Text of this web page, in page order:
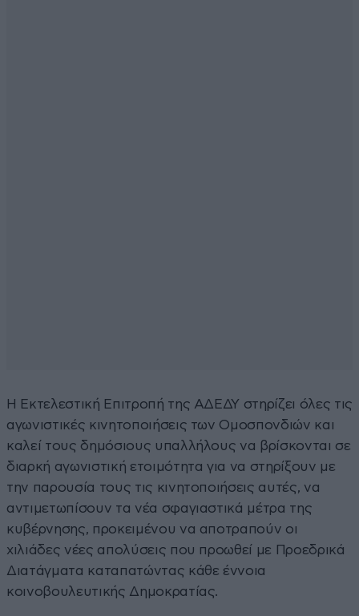
Η Εκτελεστική Επιτροπή της ΑΔΕΔΥ στηρίζει όλες τις
αγωνιστικές κινητοποιήσεις των Ομοσπονδιών και
καλεί τους δημόσιους υπαλλήλους να βρίσκονται σε
διαρκή αγωνιστική ετοιμότητα για να στηρίξουν με
την παρουσία τους τις κινητοποιήσεις αυτές, να
αντιμετωπίσουν τα νέα σφαγιαστικά μέτρα της
κυβέρνησης, προκειμένου να αποτραπούν οι
χιλιάδες νέες απολύσεις που προωθεί με Προεδρικά
Διατάγματα καταπατώντας κάθε έννοια
κοινοβουλευτικής Δημοκρατίας.